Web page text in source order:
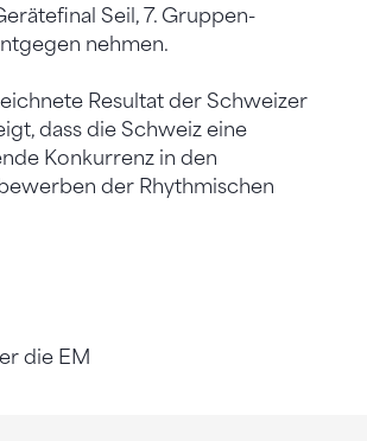
Seil, 7. Gruppen-
nehmen.
Resultat der Schweizer
dass die Schweiz eine
Konkurrenz in den
der Rhythmischen
die EM